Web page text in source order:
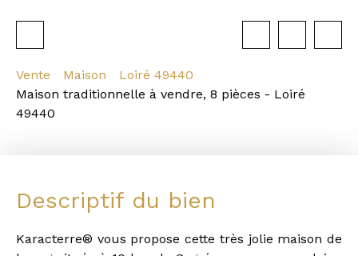
Vente Maison
Loiré 49440
Maison traditionnelle à vendre, 8 pièces - Loiré
49440
Descriptif du bien
Karacterre® vous propose cette très jolie maison de